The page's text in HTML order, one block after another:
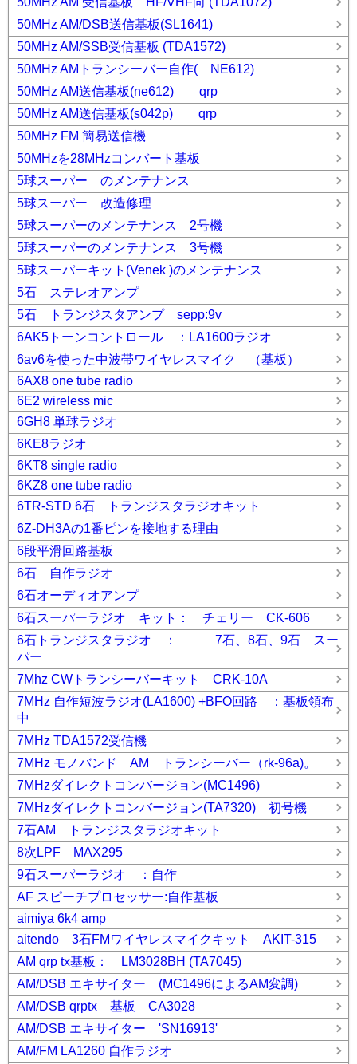
50MHz AM/DSB送信基板(SL1641)
50MHz AM/SSB受信基板 (TDA1572)
50MHz AMトランシーバー自作( NE612)
50MHz AM送信基板(ne612) qrp
50MHz AM送信基板(s042p) qrp
50MHz FM 簡易送信機
50MHzを28MHzコンバート基板
5球スーパー のメンテナンス
5球スーパー 改造修理
5球スーパーのメンテナンス 2号機
5球スーパーのメンテナンス 3号機
5球スーパーキット(Venek )のメンテナンス
5石 ステレオアンプ
5石 トランジスタアンプ sepp:9v
6AK5トーンコントロール ：LA1600ラジオ
6av6を使った中波帯ワイヤレスマイク （基板）
6AX8 one tube radio
6E2 wireless mic
6GH8 単球ラジオ
6KE8ラジオ
6KT8 single radio
6KZ8 one tube radio
6TR-STD 6石 トランジスタラジオキット
6Z-DH3Aの1番ピンを接地する理由
6段平滑回路基板
6石 自作ラジオ
6石オーディオアンプ
6石スーパーラジオ キット： チェリー CK-606
6石トランジスタラジオ ： 7石、8石、9石 スー
パー
7Mhz CWトランシーバーキット CRK-10A
7MHz 自作短波ラジオ(LA1600) +BFO回路 ：基板領布
中
7MHz TDA1572受信機
7MHz モノバンド AM トランシーバー（rk-96a)。
7MHzダイレクトコンバージョン(MC1496)
7MHzダイレクトコンバージョン(TA7320) 初号機
7石AM トランジスタラジオキット
8次LPF MAX295
9石スーパーラジオ ：自作
AF スピーチプロセッサー:自作基板
aimiya 6k4 amp
aitendo 3石FMワイヤレスマイクキット AKIT-315
AM qrp tx基板： LM3028BH (TA7045)
AM/DSB エキサイター (MC1496によるAM変調)
AM/DSB qrptx 基板 CA3028
AM/DSB エキサイター 'SN16913'
AM/FM LA1260 自作ラジオ